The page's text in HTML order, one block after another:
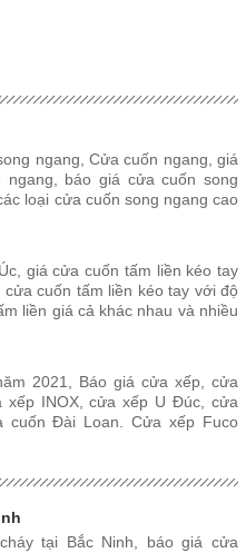
ngang, Cửa cuốn ngang, giá
ngang, báo giá cửa cuốn song
loại cửa cuốn song ngang cao
giá cửa cuốn tấm liền kéo tay
cửa cuốn tấm liền kéo tay với độ
liền giá cả khác nhau và nhiều
2021, Báo giá cửa xếp, cửa
xếp INOX, cửa xếp U Đúc, cửa
cuốn Đài Loan. Cửa xếp Fuco
tại Bắc Ninh, báo giá cửa